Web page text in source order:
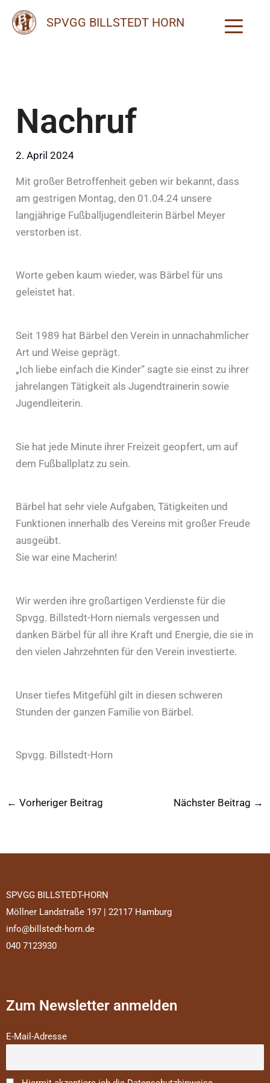
Zum
Inhalt
SPVGG BILLSTEDT HORN
Nachruf
2. April 2024
Mit großer Betroffenheit geben wir bekannt, dass
am gestrigen Montag, den 01.04.24 unsere
langjährige Fußballjugendleiterin Bärbel Meyer
verstorben ist.
Worte geben kaum wieder, was Bärbel für uns
geleistet hat.
Seit 1989 hat Bärbel den Verein in unnachahmlicher
Art und Weise geprägt.
„Ich liebe einfach die Kinder“ sagte sie einst zu ihrer
jahrelangen Tätigkeit als Jugendtrainerin sowie
Jugendleiterin.
Sie hat jede Minute ihrer Freizeit geopfert, um auf
dem Fußballplatz zu sein.
Bärbel hat sehr viele Aufgaben, Tätigkeiten und
Funktionen innerhalb des Vereins mit großer Freude
ausgeübt.
Sie war eine Macherin!
Wir werden ihre großartigen Verdienste für die
Spvgg. Billstedt-Horn niemals vergessen und
danken Bärbel für all ihre Kraft und Energie, die sie in
den vielen Jahrzehnten für den Verein investierte.
Unser tiefes Mitgefühl gilt in diesen schweren
Stunden der ganzen Familie von Bärbel.
Spvgg. Billstedt-Horn
← Vorheriger Beitrag Nächster Beitrag →
SPVGG BILLSTEDT-HORN
Möllner Landstraße 197 | 22117 Hamburg
info@billstedt-horn.de
040 7123930
Zum Newsletter anmelden
E-Mail-Adresse